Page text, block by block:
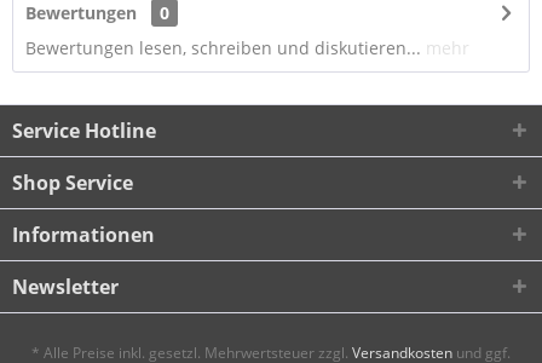
Bewertungen
0
Bewertungen lesen, schreiben und diskutieren... mehr
Service Hotline
Shop Service
Informationen
Newsletter
* Alle Preise inkl. gesetzl. Mehrwertsteuer zzgl. Versandkosten und ggf.